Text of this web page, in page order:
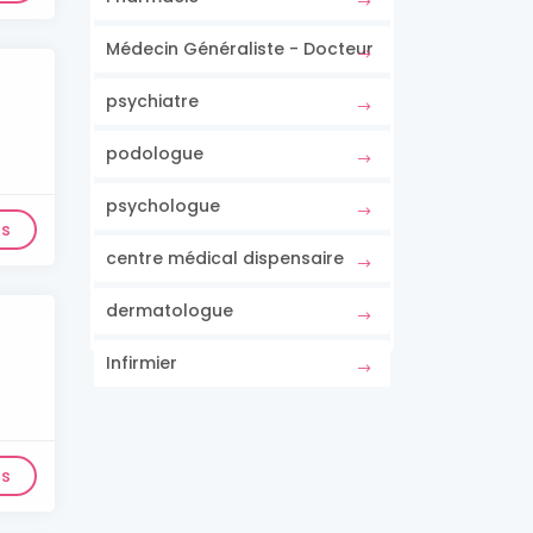
Médecin Généraliste - Docteur
psychiatre
podologue
psychologue
centre médical dispensaire
dermatologue
Infirmier